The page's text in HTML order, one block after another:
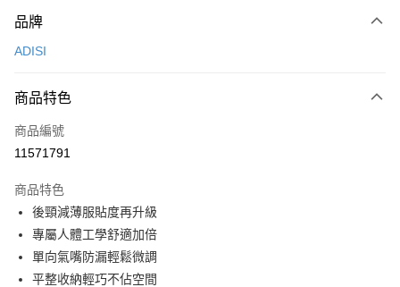
信用卡一次付款
LINE Pay
Apple Pay
悠遊付
Google Pay
全盈+PAY
品牌
ADISI
商品特色
商品編號
11571791
商品特色
後頸減薄服貼度再升級
專屬人體工學舒適加倍
單向氣嘴防漏輕鬆微調
平整收納輕巧不佔空間